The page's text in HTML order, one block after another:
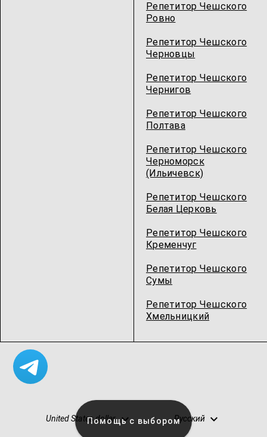
Репетитор Чешского
Ровно
Репетитор Чешского
Черновцы
Репетитор Чешского
Чернигов
Репетитор Чешского
Полтава
Репетитор Чешского
Черноморск
(Ильичевск)
Репетитор Чешского
Белая Церковь
Репетитор Чешского
Кременчуг
Репетитор Чешского
Сумы
Репетитор Чешского
Хмельницкий
United States dollar Русский
Помощь с выбором